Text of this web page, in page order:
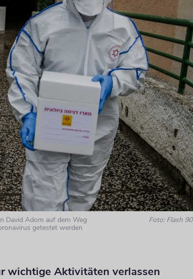
David Adom auf dem Weg
getestet werden
Foto: Flash 90
wichtige Aktivitäten verlassen